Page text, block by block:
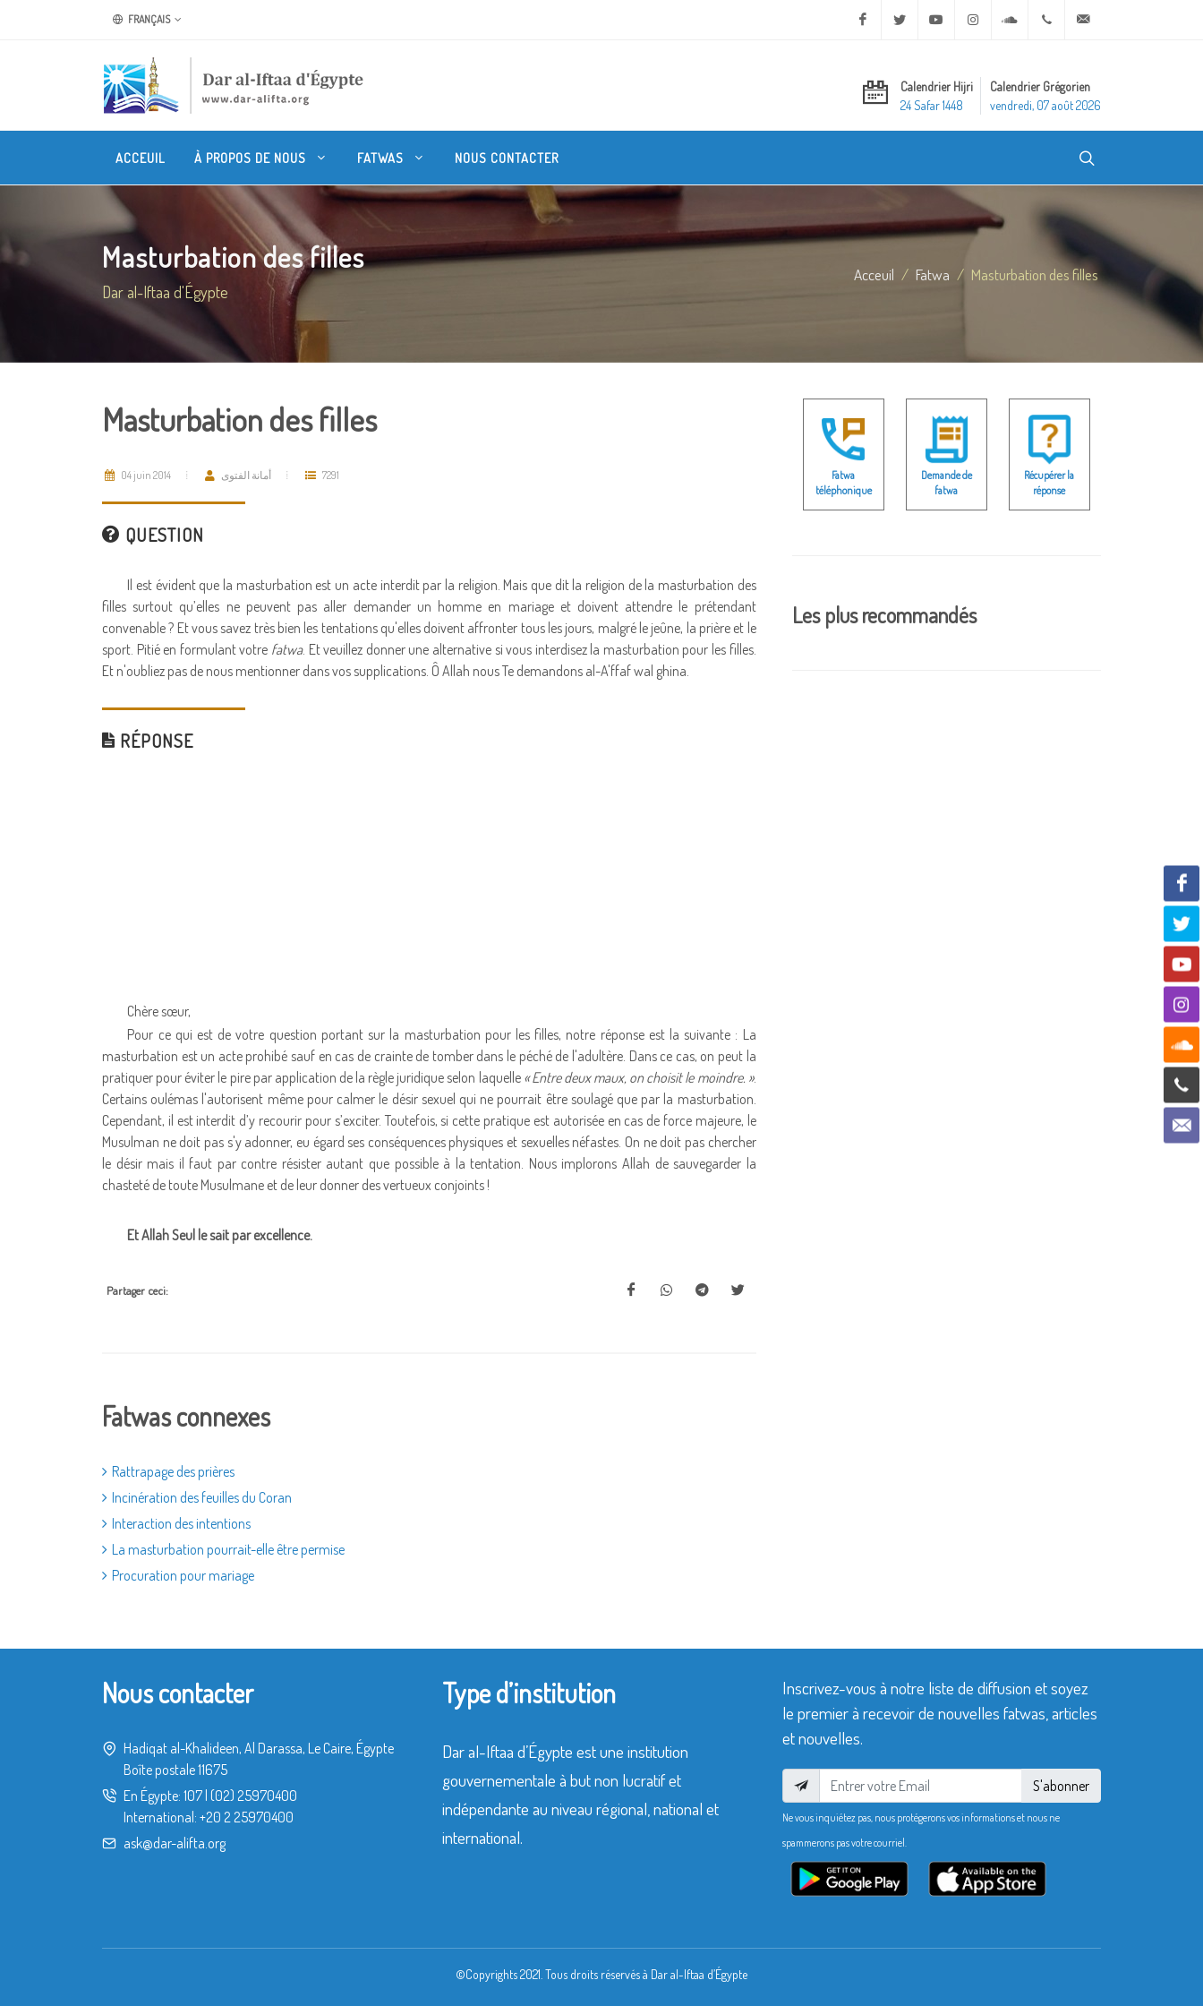
FRANÇAIS Facebook Twitter Youtube Instagram Soundcloud+20 2 25970400
Calendrier Hijri
24 Safar 1448
Calendrier Grégorien
vendredi, 07 août 2026
ACCEUIL À PROPOS DE NOUS FATWAS NOUS CONTACTER
Masturbation des filles
Dar al-Iftaa d'Égypte
Acceuil Fatwa Masturbation des filles
Masturbation des filles
04 juin 2014 أمانة الفتوى 7291
QUESTION
Il est évident que la masturbation est un acte interdit par la religion. Mais que dit la religion de la masturbation des
filles surtout qu’elles ne peuvent pas aller demander un homme en mariage et doivent attendre le prétendant
convenable ? Et vous savez très bien les tentations qu'elles doivent affronter tous les jours, malgré le jeûne, la prière et le
sport. Pitié en formulant votre fatwa. Et veuillez donner une alternative si vous interdisez la masturbation pour les filles.
Et n'oubliez pas de nous mentionner dans vos supplications. Ô Allah nous Te demandons al-A'ffaf wal ghina.
RÉPONSE
Chère sœur,
Pour ce qui est de votre question portant sur la masturbation pour les filles, notre réponse est la suivante : La
masturbation est un acte prohibé sauf en cas de crainte de tomber dans le péché de l'adultère. Dans ce cas, on peut la
pratiquer pour éviter le pire par application de la règle juridique selon laquelle « Entre deux maux, on choisit le moindre. ».
Certains oulémas l'autorisent même pour calmer le désir sexuel qui ne pourrait être soulagé que par la masturbation.
Cependant, il est interdit d’y recourir pour s’exciter. Toutefois, si cette pratique est autorisée en cas de force majeure, le
Musulman ne doit pas s'y adonner, eu égard ses conséquences physiques et sexuelles néfastes. On ne doit pas chercher
le désir mais il faut par contre résister autant que possible à la tentation. Nous implorons Allah de sauvegarder la
chasteté de toute Musulmane et de leur donner des vertueux conjoints !
Et Allah Seul le sait par excellence.
Partager ceci:
Fatwas connexes
Rattrapage des prières
Incinération des feuilles du Coran
Interaction des intentions
La masturbation pourrait-elle être permise
Procuration pour mariage
Fatwa
téléphonique
Demande de
fatwa
Récupérer la
réponse
Les plus recommandés
Nous contacter
Hadiqat al-Khalideen, Al Darassa, Le Caire, Égypte
Boîte postale 11675
En Égypte: 107 (02) 25970400
International: +20 2 25970400
ask@dar-alifta.org
Type d’institution
Dar al-Iftaa d’Égypte est une institution
gouvernementale à but non lucratif et
indépendante au niveau régional, national et
international.
Inscrivez-vous à notre liste de diffusion et soyez
le premier à recevoir de nouvelles fatwas, articles
et nouvelles.
S'abonner
Ne vous inquiétez pas, nous protégerons vos informations et nous ne
spammerons pas votre courriel.
©Copyrights 2021. Tous droits réservés à Dar al-Iftaa d’Égypte